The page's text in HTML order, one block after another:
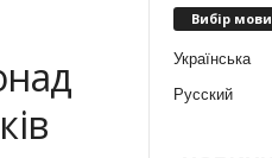
Вибір мови
Українська
Русский